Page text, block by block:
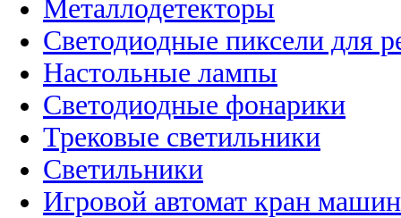
Металлодетекторы
Светодиодные пиксели для
Настольные лампы
Светодиодные фонарики
Трековые светильники
Светильники
Игровой автомат кран